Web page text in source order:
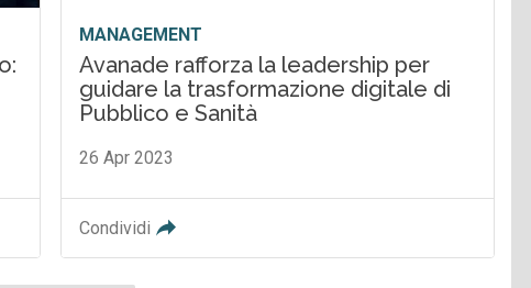
MANAGEMENT
Avanade rafforza la leadership per
guidare la trasformazione digitale di
Pubblico e Sanità
26 Apr 2023
Condividi